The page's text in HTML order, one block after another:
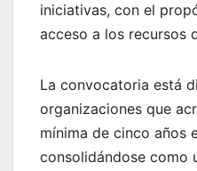
iniciativas, con el
acceso a los recursos
La convocatoria está
organizaciones que
mínima de cinco años
consolidándose como